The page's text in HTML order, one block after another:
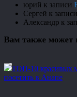
юрий к записи
Сергей к записи
Александр к
Вам также может
ТОП-10 красивых
посетить в Анапе